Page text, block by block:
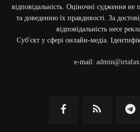
відповідальність. Оціночні судження не
та доведенню їх правдивості. За
відповідальність несе
Cуб'єкт у сфері онлайн-медіа.
e-mail: